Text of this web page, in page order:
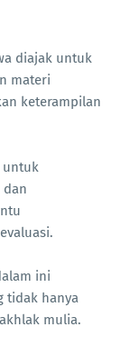
diajak untuk
materi
keterampilan
untuk
dan
ini
tidak hanya
mulia.